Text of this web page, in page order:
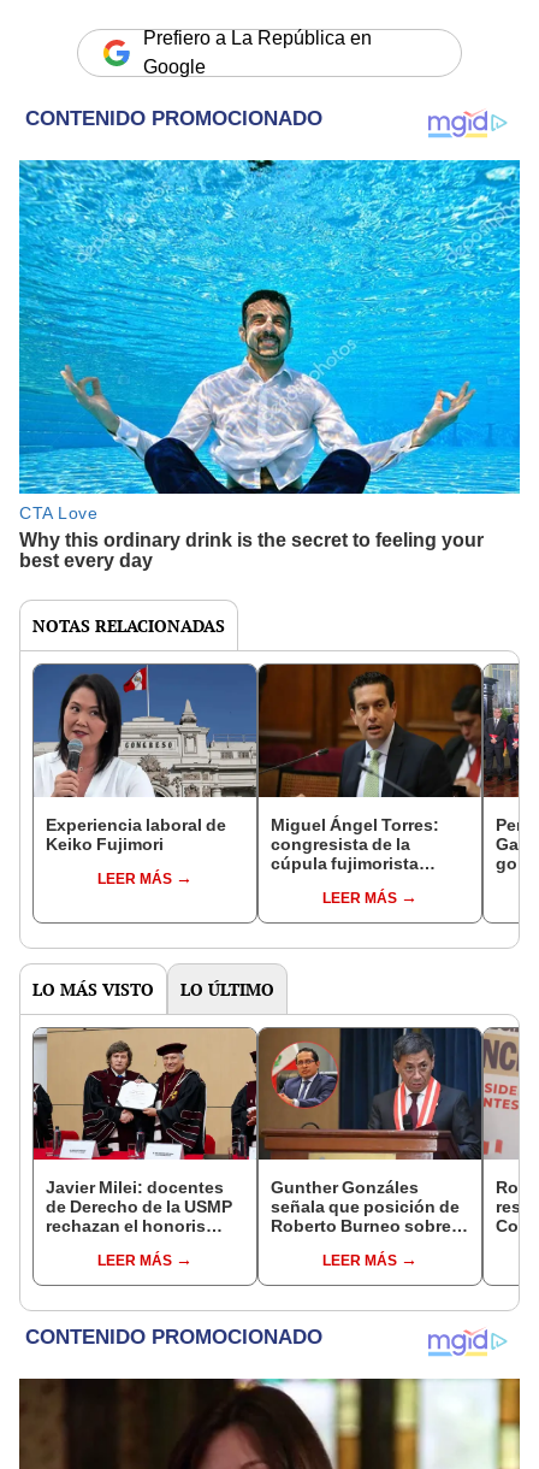
Prefiero a La República en
Google
NOTAS RELACIONADAS
Experiencia laboral de
Keiko Fujimori
LEER MÁS
Miguel Ángel Torres:
congresista de la
cúpula fujimorista
del SenadoLEER MÁS
LO MÁS VISTO LO ÚLTIMO
Javier Milei: docentes
de Derecho de la USMP
rechazan el honoris
presidente de Argentina
LEER MÁS
Gunther Gonzáles
señala que posición de
Roberto Burneo sobre
Aliaga no representan al
JNE
LEER MÁS